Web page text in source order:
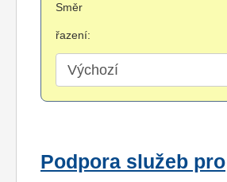
Směr
řazení:
Podpora služeb pro